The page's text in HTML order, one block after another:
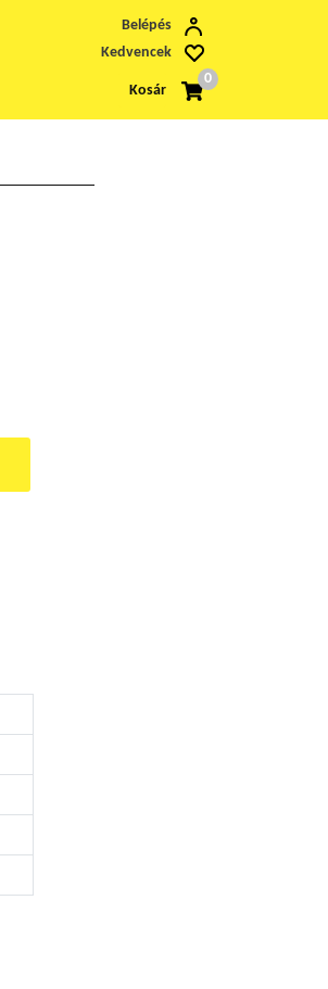
Belépés
Kedvencek
Kosár
0